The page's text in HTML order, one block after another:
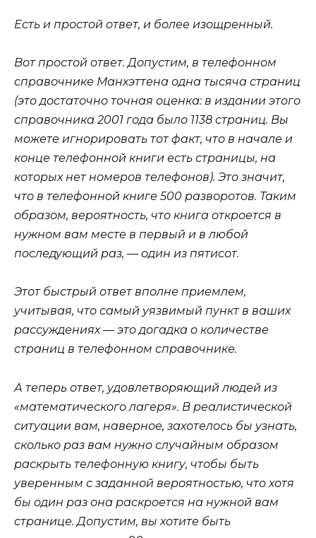
Есть и простой ответ, и более изощренный.
Вот простой ответ. Допустим, в телефонном
справочнике Манхэттена одна тысяча страниц
(это достаточно точная оценка: в издании этого
справочника 2001 года было 1138 страниц. Вы
можете игнорировать тот факт, что в начале и
конце телефонной книги есть страницы, на
которых нет номеров телефонов). Это значит,
что в телефонной книге 500 разворотов. Таким
образом, вероятность, что книга откроется в
нужном вам месте в первый и в любой
последующий раз, — один из пятисот.
Этот быстрый ответ вполне приемлем,
учитывая, что самый уязвимый пункт в ваших
рассуждениях — это догадка о количестве
страниц в телефонном справочнике.
А теперь ответ, удовлетворяющий людей из
«математического лагеря». В реалистической
ситуации вам, наверное, захотелось бы узнать,
сколько раз вам нужно случайным образом
раскрыть телефонную книгу, чтобы быть
уверенным с заданной вероятностью, что хотя
бы один раз она раскроется на нужной вам
странице. Допустим, вы хотите быть